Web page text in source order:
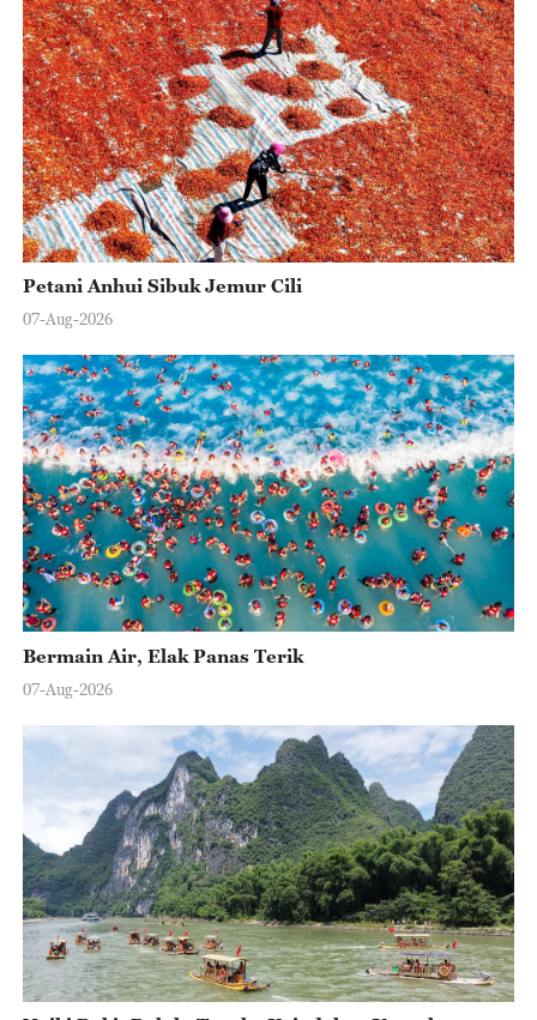
Petani Anhui Sibuk Jemur Cili
07-Aug-2026
Bermain Air, Elak Panas Terik
07-Aug-2026